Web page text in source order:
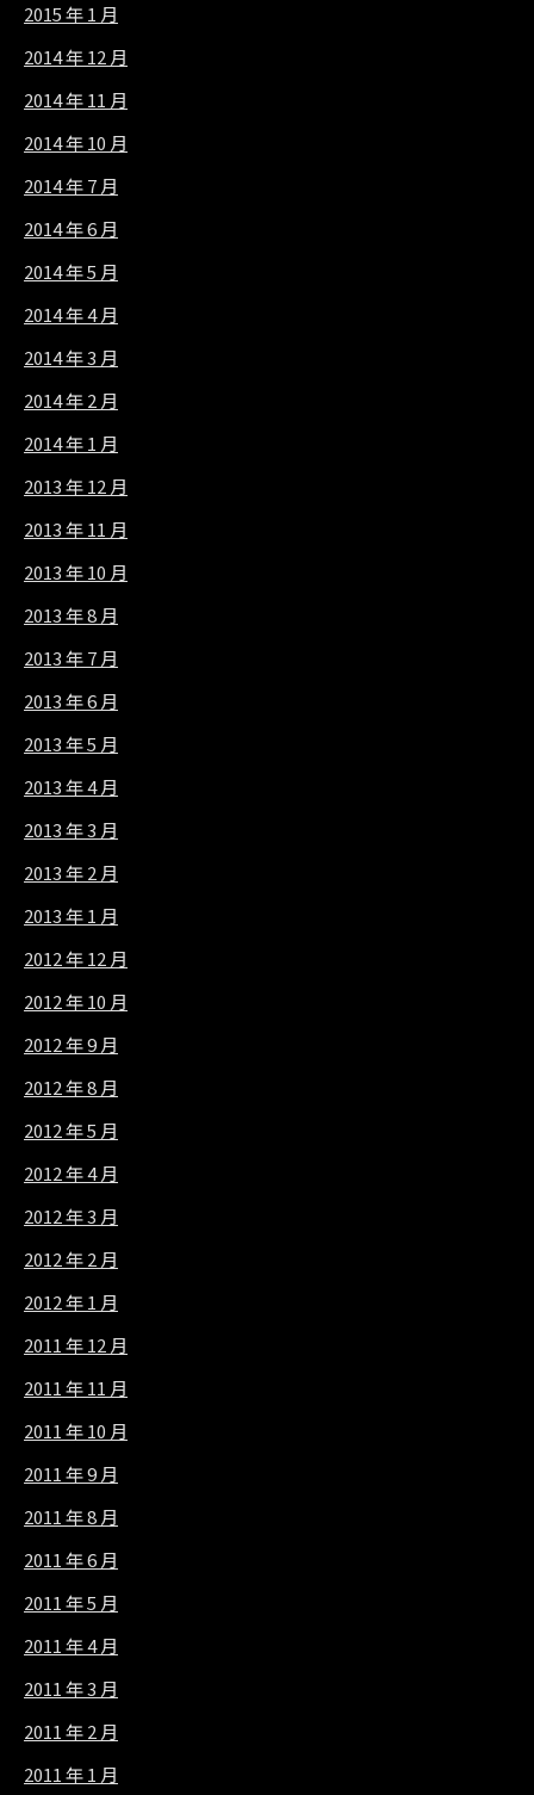
2015 年 1 月
2014 年 12 月
2014 年 11 月
2014 年 10 月
2014 年 7 月
2014 年 6 月
2014 年 5 月
2014 年 4 月
2014 年 3 月
2014 年 2 月
2014 年 1 月
2013 年 12 月
2013 年 11 月
2013 年 10 月
2013 年 8 月
2013 年 7 月
2013 年 6 月
2013 年 5 月
2013 年 4 月
2013 年 3 月
2013 年 2 月
2013 年 1 月
2012 年 12 月
2012 年 10 月
2012 年 9 月
2012 年 8 月
2012 年 5 月
2012 年 4 月
2012 年 3 月
2012 年 2 月
2012 年 1 月
2011 年 12 月
2011 年 11 月
2011 年 10 月
2011 年 9 月
2011 年 8 月
2011 年 6 月
2011 年 5 月
2011 年 4 月
2011 年 3 月
2011 年 2 月
2011 年 1 月